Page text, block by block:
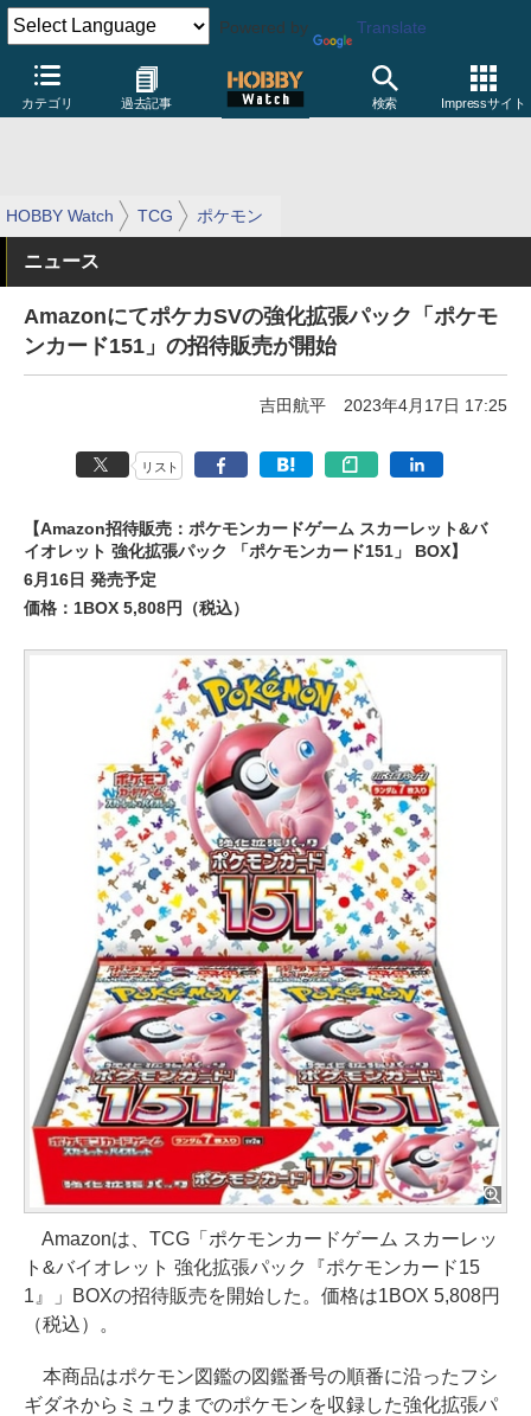
Powered by Translate
カテゴリ 過去記事 検索 Impressサイト
HOBBY Watch TCG ポケモン
ニュース
AmazonにてポケカSVの強化拡張パック「ポケモ
ンカード151」の招待販売が開始
吉田航平 2023年4月17日 17:25
リスト
【Amazon招待販売：ポケモンカードゲーム スカーレット&バ
イオレット 強化拡張パック 「ポケモンカード151」 BOX】
6月16日 発売予定
価格：1BOX 5,808円（税込）
Amazonは、TCG「ポケモンカードゲーム スカーレッ
ト&バイオレット 強化拡張パック『ポケモンカード15
1』」BOXの招待販売を開始した。価格は1BOX 5,808円
（税込）。
本商品はポケモン図鑑の図鑑番号の順番に沿ったフシ
ギダネからミュウまでのポケモンを収録した強化拡張パ